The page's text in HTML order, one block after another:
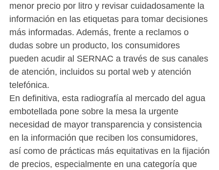
menor precio por litro y revisar cuidadosamente la
información en las etiquetas para tomar decisiones
más informadas. Además, frente a reclamos o
dudas sobre un producto, los consumidores
pueden acudir al SERNAC a través de sus canales
de atención, incluidos su portal web y atención
telefónica.
En definitiva, esta radiografía al mercado del agua
embotellada pone sobre la mesa la urgente
necesidad de mayor transparencia y consistencia
en la información que reciben los consumidores,
así como de prácticas más equitativas en la fijación
de precios, especialmente en una categoría que